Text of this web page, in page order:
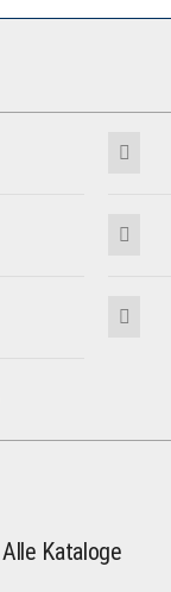
Alle Kataloge